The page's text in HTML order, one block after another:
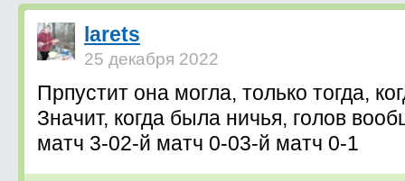
larets
25 декабря 2022
Прпустит она могла, только тогда,
Значит, когда была ничья, голов
матч 3-02-й матч 0-03-й матч 0-1